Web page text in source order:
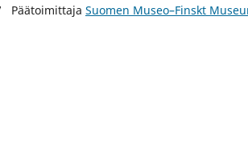
Päätoimittaja Suomen Museo–Finskt